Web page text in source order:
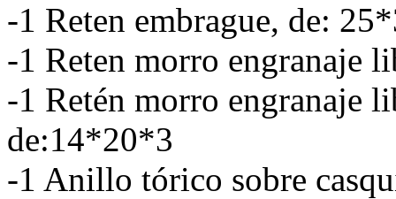
-1 Reten embrague, de:
-1 Reten morro engranaje
-1 Retén morro engranaje
de:14*20*3
-1 Anillo tórico sobre